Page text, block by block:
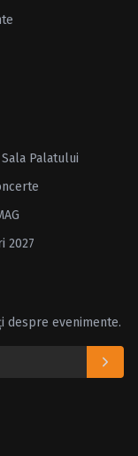
Palatului
2027
despre evenimente.